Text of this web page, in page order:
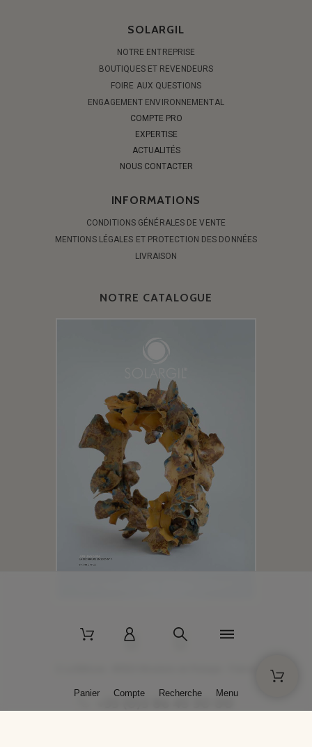
SOLARGIL
NOTRE ENTREPRISE
BOUTIQUES ET REVENDEURS
FOIRE AUX QUESTIONS
ENGAGEMENT ENVIRONNEMENTAL
COMPTE PRO
EXPERTISE
ACTUALITÉS
NOUS CONTACTER
INFORMATIONS
CONDITIONS GÉNÉRALES DE VENTE
MENTIONS LÉGALES ET PROTECTION DES DONNÉES
LIVRAISON
NOTRE CATALOGUE
+33 (0)3 86 45 50 00
Panier Compte Recherche Menu